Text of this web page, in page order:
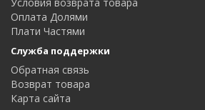
Оплата Долями
Плати Частями
Служба поддержки
Обратная связь
Возврат товара
Карта сайта